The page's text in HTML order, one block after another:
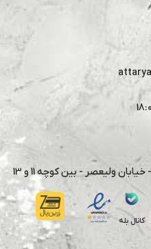
ولیعصر - بین کوچه 11 و 13
کانال بله